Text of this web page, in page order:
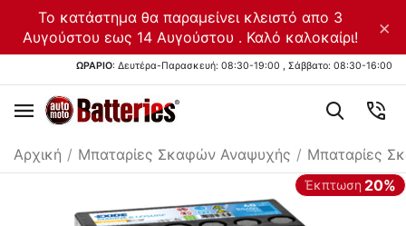
Το κατάστημα θα παραμείνει κλειστό απο 3
Αυγούστου εως 14 Αυγούστου . Καλό καλοκαίρι!
×
ΩΡΑΡΙΟ: Δευτέρα-Παρασκευή: 08:30-19:00 , Σάββατο: 08:30-16:00
Αρχική / Μπαταρίες Σκαφών Αναψυχής / Μπαταρίες
Έκπτωση 20%